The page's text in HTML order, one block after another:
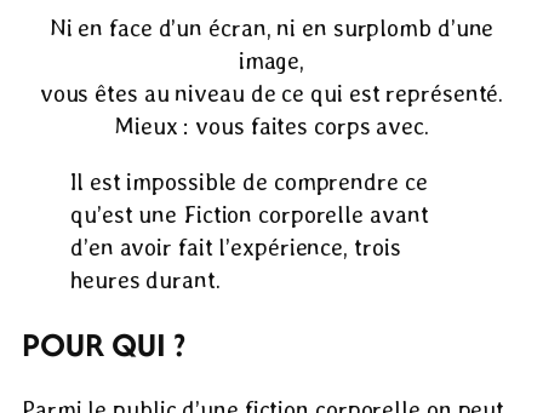
Ni en face d’un écran, ni en surplomb d’une
image,
vous êtes au niveau de ce qui est représenté.
Mieux : vous faites corps avec.
Il est impossible de comprendre ce
qu’est une Fiction corporelle avant
d’en avoir fait l’expérience, trois
heures durant.
POUR QUI ?